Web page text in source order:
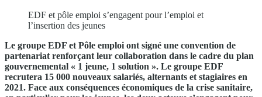
EDF et pôle emploi s’engagent pour l’emploi et
l’insertion des jeunes
Le groupe EDF et Pôle emploi ont signé une convention de
partenariat renforçant leur collaboration dans le cadre du plan
gouvernemental « 1 jeune, 1 solution ». Le groupe EDF
recrutera 15 000 nouveaux salariés, alternants et stagiaires en
2021. Face aux conséquences économiques de la crise sanitaire,